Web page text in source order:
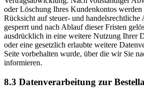
oder Löschung Ihres Kundenkontos
Rücksicht auf steuer- und handelsrechtliche
gesperrt und nach Ablauf dieser Fristen
ausdrücklich in eine weitere Nutzung Ihrer
oder eine gesetzlich erlaubte weitere
Seite vorbehalten wurde, über die wir Sie
informieren.
8.3 Datenverarbeitung zur